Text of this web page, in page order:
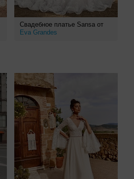
Свадебное платье Sansa от
Eva Grandes